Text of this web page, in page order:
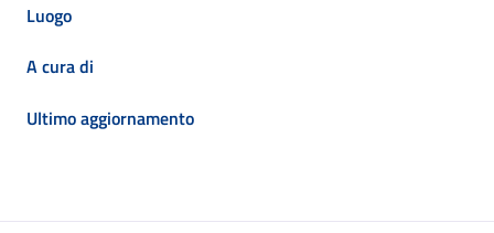
Luogo
A cura di
Ultimo aggiornamento